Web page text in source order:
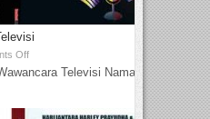
Off
Televisi Nama